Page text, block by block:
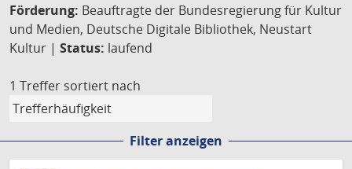
Förderung: Beauftragte der Bundesregierung für Kultur
und Medien, Deutsche Digitale Bibliothek, Neustart
Kultur | Status: laufend
1 Treffer sortiert nach
Filter anzeigen